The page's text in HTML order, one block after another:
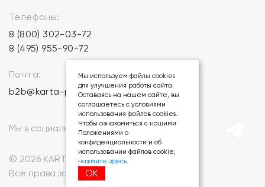
Телефоны:
8 (800) 302-03-72
8 (495) 955-90-72
Почта:
b2b@karta-podarkov.ru
© 2026 KARTA-PODARKOV.RU.
Все права защищены.
Мы в социальных сетях:
Мы используем файлы cookies
для улучшения работы сайта.
Оставаясь на нашем сайте, вы
соглашаетесь с условиями
использования файлов cookies.
Чтобы ознакомиться с нашими
Положениями о
конфиденциальности и об
использовании файлов cookie,
нажмите здесь.
ОК